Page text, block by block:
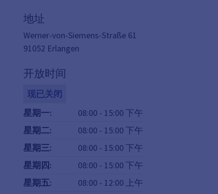
地址
Werner-von-Siemens-Straße 61
91052 Erlangen
开放时间
现已关闭
星期一: 08:00 - 15:00下午
星期二: 08:00 - 15:00下午
星期三: 08:00 - 15:00下午
星期四: 08:00 - 15:00下午
星期五: 08:00 - 12:00 上午